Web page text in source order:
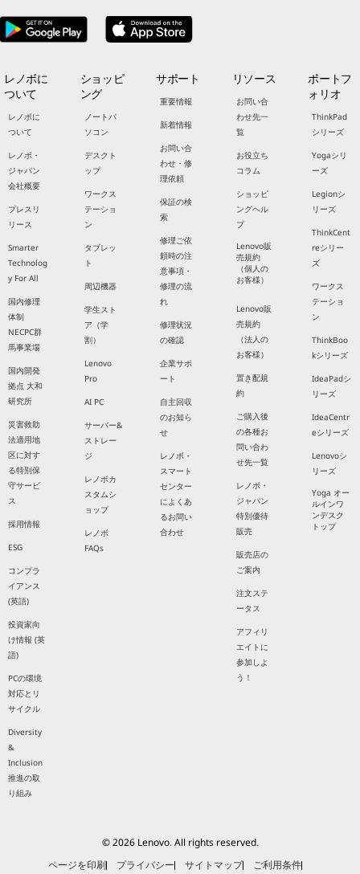
レノボに
ついて
レノボに
ついて
レノボ・
ジャパン
会社概要
プレスリ
リース
Smarter
Technolog
y For All
国内修理
体制
NECPC群
馬事業場
国内開発
拠点 大和
研究所
災害救助
法適用地
区に対す
る特別保
守サービ
ス
採用情報
ESG
コンプラ
イアンス
(英語)
投資家向
け情報 (英
語)
PCの環境
対応とリ
サイクル
Diversity
&
Inclusion
推進の取
り組み
ショッピ
ング
ノートパ
ソコン
デスクト
ップ
ワークス
テーショ
ン
タブレッ
ト
周辺機器
学生スト
ア（学
割）
Lenovo
Pro
AI PC
サーバー&
ストレー
ジ
レノボカ
スタムシ
ョップ
レノボ
FAQs
サポート
重要情報
新着情報
お問い合
わせ・修
理依頼
保証の検
索
修理ご依
頼時の注
意事項・
修理の流
れ
修理状況
の確認
企業サポ
ート
自主回収
のお知ら
せ
レノボ・
スマート
センター
によくあ
るお問い
合わせ
リソース
お問い合
わせ先一
覧
お役立ち
コラム
ショッピ
ングヘル
プ
Lenovo販
売規約
（個人の
お客様）
Lenovo販
売規約
（法人の
お客様）
置き配規
約
ご購入後
の各種お
問い合わ
せ先一覧
レノボ・
ジャパン
特別優待
販売
販売店の
ご案内
注文ステ
ータス
アフィリ
エイトに
参加しよ
う！
ポートフ
ォリオ
ThinkPad
シリーズ
Yogaシリ
ーズ
Legionシ
リーズ
ThinkCent
reシリー
ズ
ワークス
テーショ
ン
ThinkBoo
kシリーズ
IdeaPadシ
リーズ
IdeaCentr
eシリーズ
Lenovoシ
リーズ
Yoga オー
ルインワ
ンデスク
トップ
© 2026 Lenovo. All rights reserved.
ページを印刷
プライバシー サイトマップ ご利用条件